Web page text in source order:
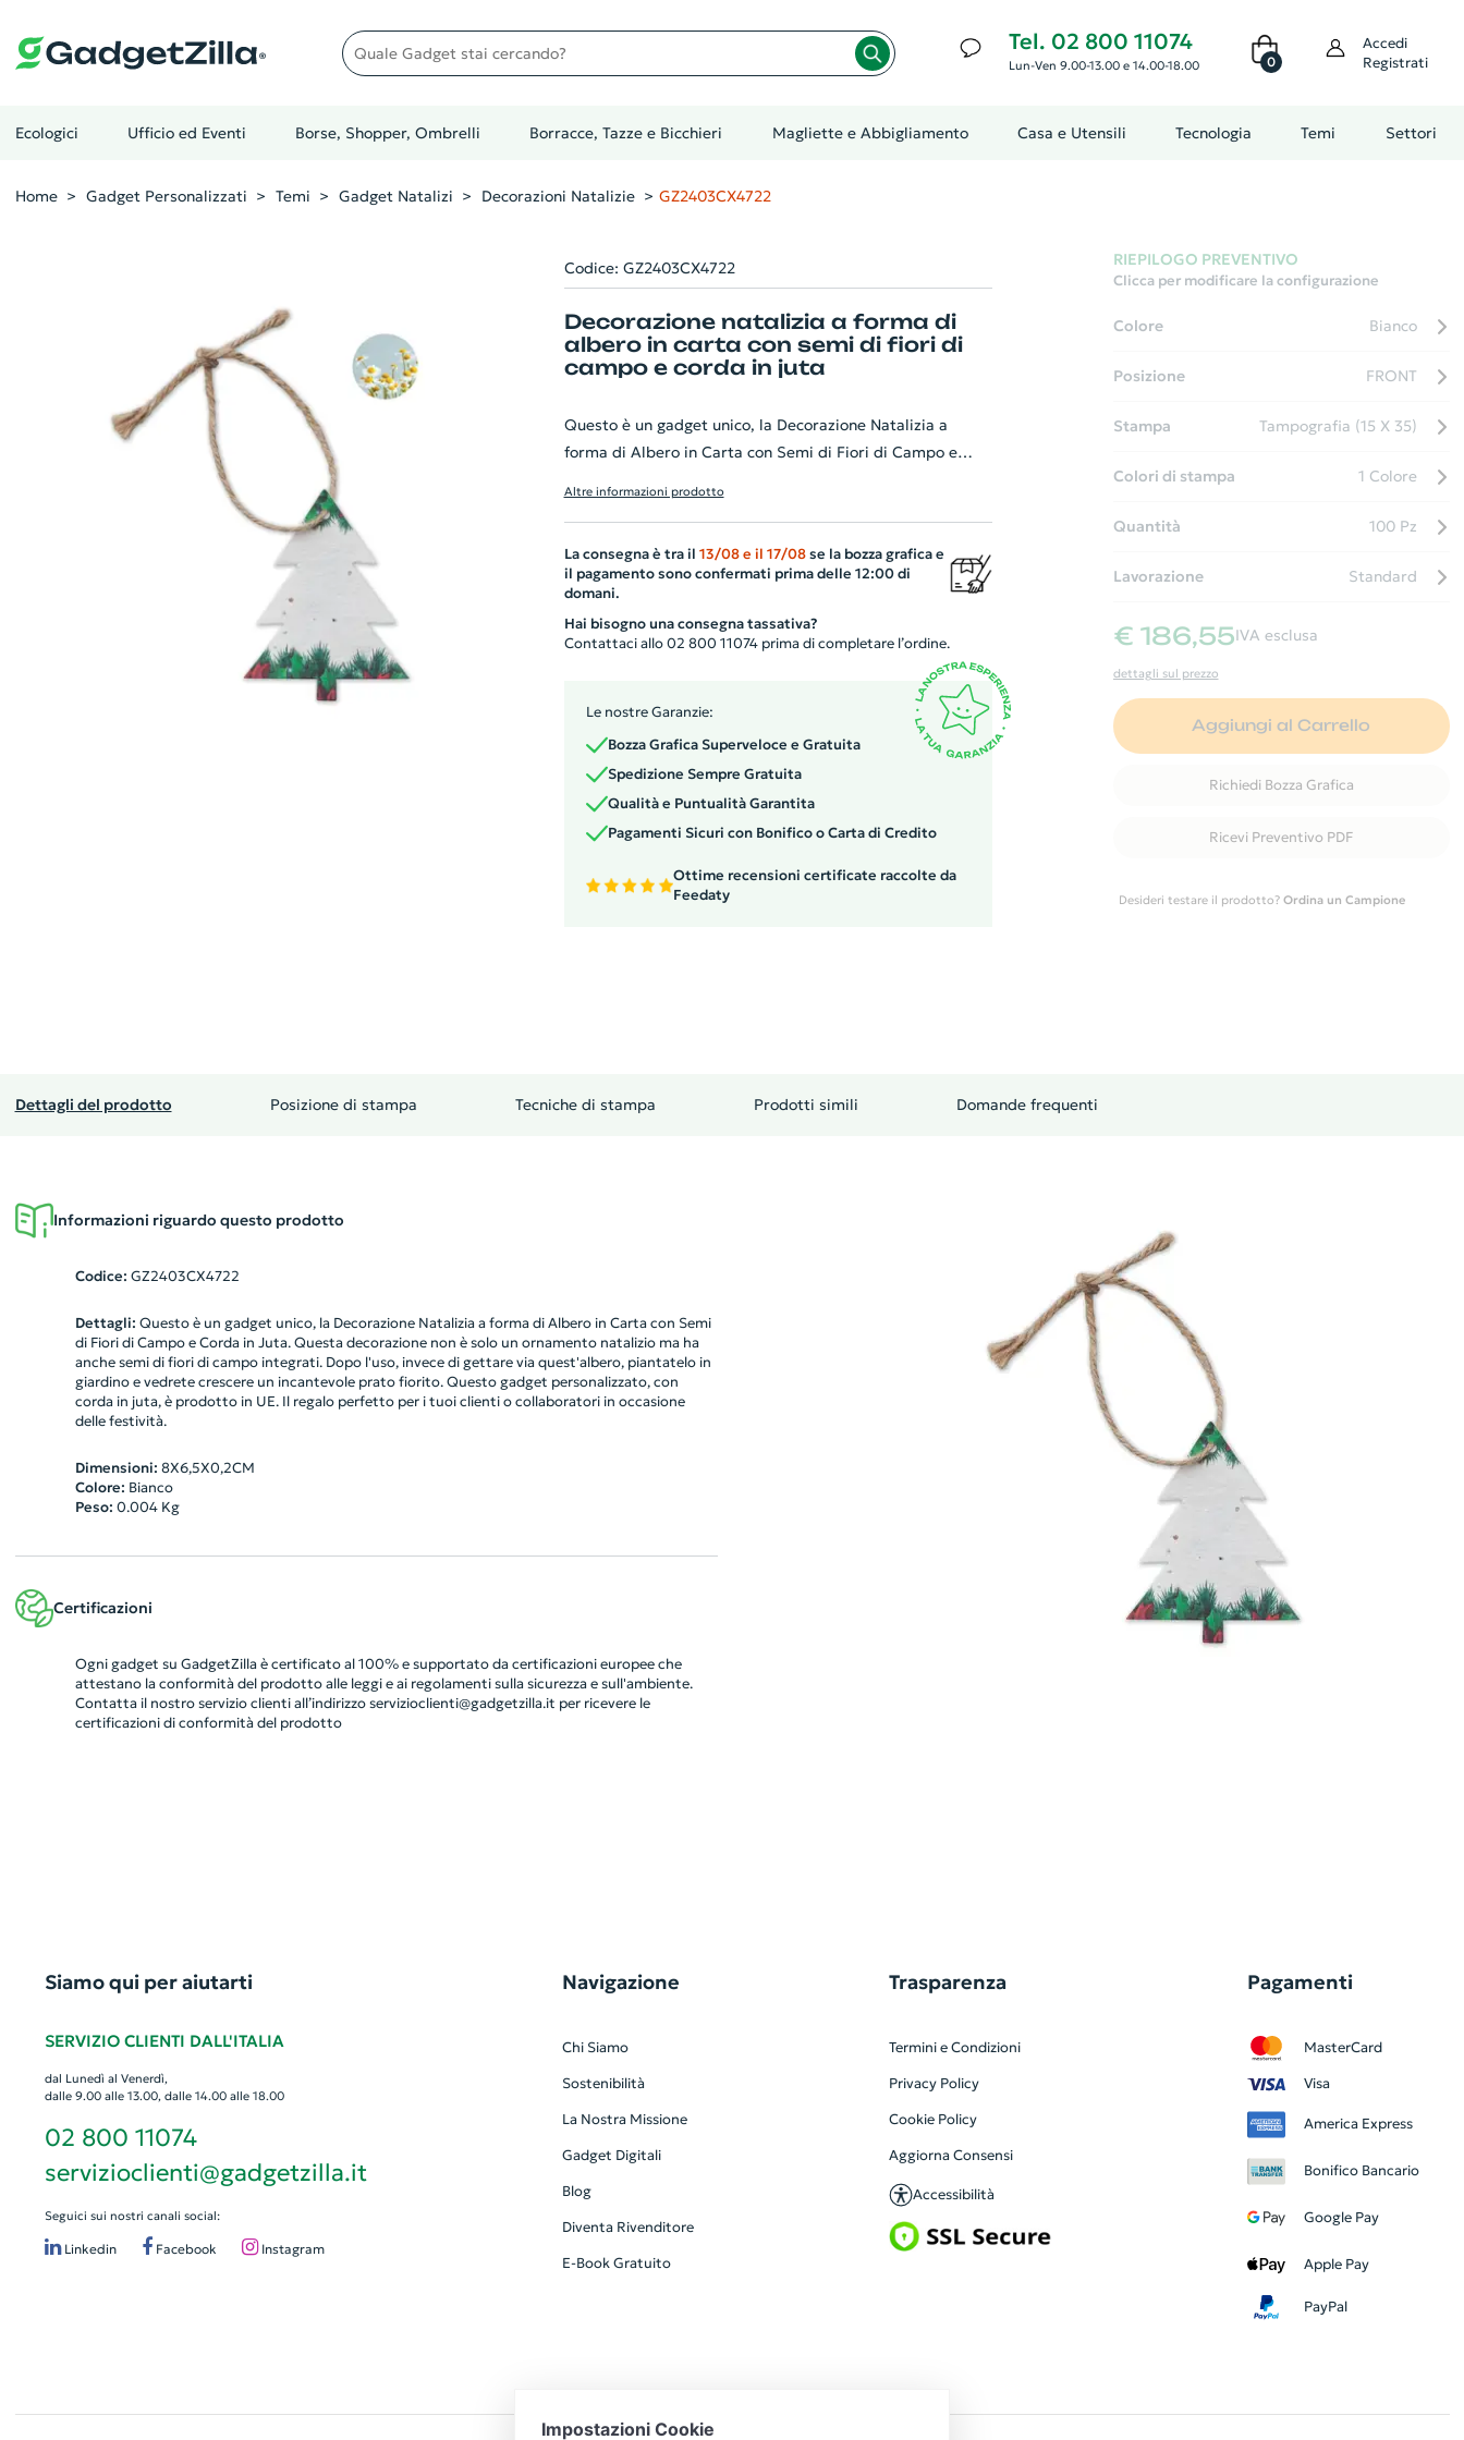
Quale gadget stai cercando? Tel. 02 800 11074
Lun-Ven 9.00-13.00 e 14.00-18.00 0
Accedi
Registrati
Ecologici Ufficio ed Eventi Borse, Shopper, Ombrelli Borracce, Tazze e Bicchieri Magliette e Abbigliamento Casa e Utensili Tecnologia Temi Settori
Home Gadget Personalizzati Temi Gadget Natalizi Decorazioni Natalizie GZ2403CX4722
Codice: GZ2403CX4722
Decorazione natalizia a forma di
albero in carta con semi di fiori di
campo e corda in juta
Questo è un gadget unico, la Decorazione Natalizia a
forma di Albero in Carta con Semi di Fiori di Campo e
piantatelo in giardino e vedrete crescere un incantevole
prato fiorito. Questo gadget personalizzato, con corda in
juta, è prodotto in UE. Il regalo perfetto per i tuoi clienti o
collaboratori in occasione delle festività.
Altre informazioni prodotto
La consegna è tra il 13/08 e il 17/08se la bozza grafica e
il pagamento sono confermati prima delle 12:00 di
domani.
Hai bisogno una consegna tassativa?
Contattaci allo 02 800 11074 prima di completare l’ordine.
Le nostre Garanzie:
Bozza Grafica Superveloce e Gratuita
Spedizione Sempre Gratuita
Qualità e Puntualità Garantita
Pagamenti Sicuri con Bonifico o Carta di Credito
Ottime recensioni certificate raccolte da
Feedaty
RIEPILOGO PREVENTIVO
Clicca per modificare la configurazione
Colore Bianco
Posizione FRONT
Stampa Tampografia (15 X 35)
Colori di stampa 1 Colore
Quantità 100 Pz
Lavorazione Standard
€ 186,55IVA esclusa
dettagli sul prezzo
Aggiungi al Carrello
Richiedi Bozza Grafica
Ricevi Preventivo PDF
Desideri testare il prodotto? Ordina un Campione
Dettagli del prodotto Posizione di stampa Tecniche di stampa Prodotti simili Domande frequenti
Informazioni riguardo questo prodotto
Codice: GZ2403CX4722
Dettagli: Questo è un gadget unico, la Decorazione Natalizia a forma di Albero in Carta con Semi
di Fiori di Campo e Corda in Juta. Questa decorazione non è solo un ornamento natalizio ma ha
anche semi di fiori di campo integrati. Dopo l'uso, invece di gettare via quest'albero, piantatelo in
giardino e vedrete crescere un incantevole prato fiorito. Questo gadget personalizzato, con
corda in juta, è prodotto in UE. Il regalo perfetto per i tuoi clienti o collaboratori in occasione
delle festività.
Dimensioni: 8X6,5X0,2CM
Colore: Bianco
Peso: 0.004Kg
Certificazioni
Ogni gadget su GadgetZilla è certificato al 100% e supportato da certificazioni europee che
attestano la conformità del prodotto alle leggi e ai regolamenti sulla sicurezza e sull'ambiente.
Contatta il nostro servizio clienti all’indirizzo servizioclienti@gadgetzilla.it per ricevere le
certificazioni di conformità del prodotto
Siamo qui per aiutarti
SERVIZIO CLIENTI DALL'ITALIA
dal Lunedì al Venerdì,
dalle 9.00 alle 13.00, dalle 14.00 alle 18.00
02 800 11074
servizioclienti@gadgetzilla.it
Seguici sui nostri canali social:
Linkedin Facebook Instagram
Navigazione
Chi Siamo
Sostenibilità
La Nostra Missione
Gadget Digitali
Blog
Diventa Rivenditore
E-Book Gratuito
Trasparenza
Termini e Condizioni
Privacy Policy
Cookie Policy
Aggiorna Consensi
Accessibilità
Pagamenti
MasterCard
Visa
America Express
Bonifico Bancario
Google Pay
Apple Pay
PayPal